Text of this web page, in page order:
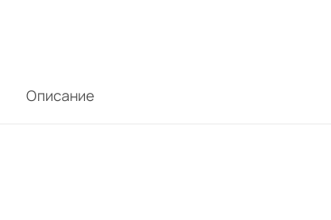
Описание